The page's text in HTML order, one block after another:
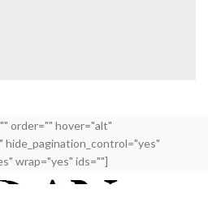
PULVINAR
order="" hover="alt"
hide_pagination_control="yes"
wrap="yes" ids=""]